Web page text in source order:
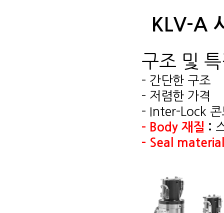
KLV-A
구조 및
- 간단한 구조
- 저렴한 가격
- Inter-Lock 콘
- Body 재질 :
- Seal material